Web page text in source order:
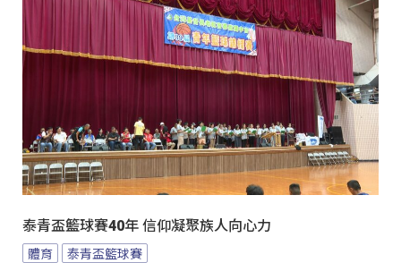
泰青盃籃球賽40年 信仰凝聚族人向心力
體育 泰青盃籃球賽